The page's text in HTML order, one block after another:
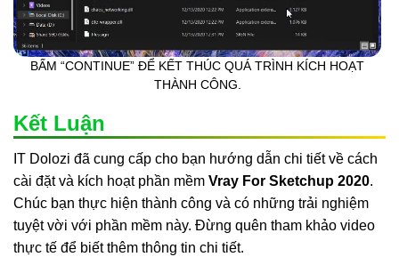
BẤM “CONTINUE” ĐỂ KẾT THÚC QUÁ TRÌNH KÍCH HOẠT
THÀNH CÔNG.
Kết Luận
IT Dolozi đã cung cấp cho bạn hướng dẫn chi tiết về cách
cài đặt và kích hoạt phần mềm Vray For Sketchup 2020.
Chúc bạn thực hiện thành công và có những trải nghiệm
tuyệt vời với phần mềm này. Đừng quên tham khảo video
thực tế để biết thêm thông tin chi tiết.